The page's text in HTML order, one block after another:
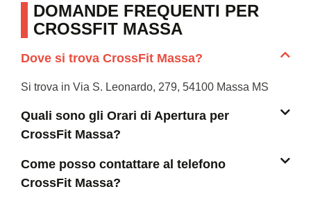
DOMANDE FREQUENTI PER
CROSSFIT MASSA
Dove si trova CrossFit Massa?
Si trova in Via S. Leonardo, 279, 54100 Massa MS
Quali sono gli Orari di Apertura per
CrossFit Massa?
Come posso contattare al telefono
CrossFit Massa?